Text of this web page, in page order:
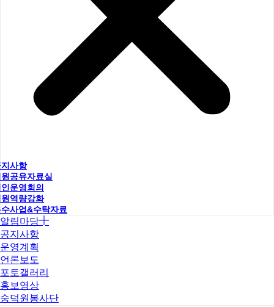
사항
공유자료실
운영회의
역량강화
사업&수탁자료
알림마당
공지사항
운영계획
언론보도
포토갤러리
홍보영상
숭덕원봉사단